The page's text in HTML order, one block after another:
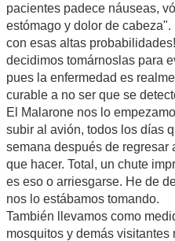
pacientes padece náuseas,
estómago y dolor de cabeza".
con esas altas
decidimos tomárnoslas para
pues la enfermedad es
curable a no ser que se
El Malarone nos lo
subir al avión, todos los días
semana después de regresar
que hacer. Total, un chute
es eso o arriesgarse. He de
nos lo estábamos tomando.
También llevamos como
mosquitos y demás